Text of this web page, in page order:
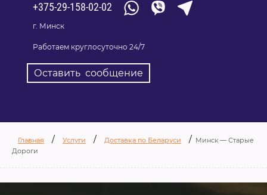
+375-29-158-02-02
г. Минск
Работаем круглосуточно 24/7
Оставить сообщение
Главная / Услуги / Доставка по Беларуси / Минск — Старые
Дороги